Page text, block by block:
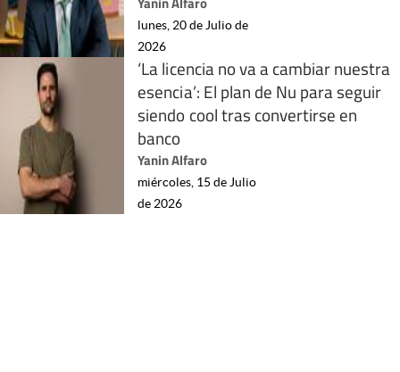
lunes, 20 de Julio de
2026
‘La licencia no va a cambiar nuestra
esencia’: El plan de Nu para seguir
siendo cool tras convertirse en
banco
Yanin Alfaro
miércoles, 15 de Julio
de 2026